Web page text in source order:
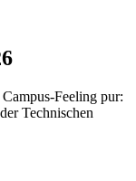
Feeling pur:
Technischen